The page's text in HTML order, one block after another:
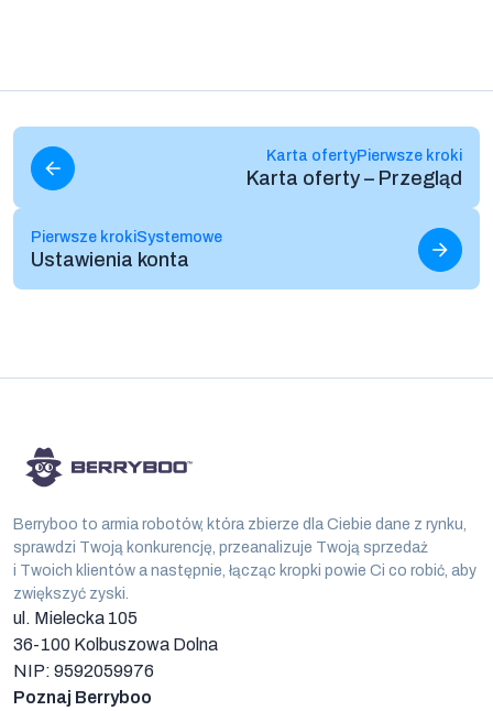
Czytaj więcej
Karta ofertyPierwsze kroki
Karta oferty – Przegląd
Czytaj więcej
Pierwsze krokiSystemowe
Ustawienia konta
Berryboo to armia robotów, która zbierze dla Ciebie dane z rynku,
sprawdzi Twoją konkurencję, przeanalizuje Twoją sprzedaż
i Twoich klientów a następnie, łącząc kropki powie Ci co robić, aby
zwiększyć zyski.
ul. Mielecka 105
36-100 Kolbuszowa Dolna
NIP: 9592059976
Poznaj Berryboo